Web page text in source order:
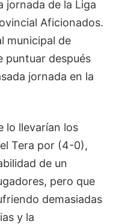
jornada de la Liga
Aficionados.
municipal de
puntuar después
jornada en la
lo llevarían los
Tera por (4-0),
de un
pero que
demasiadas
y la